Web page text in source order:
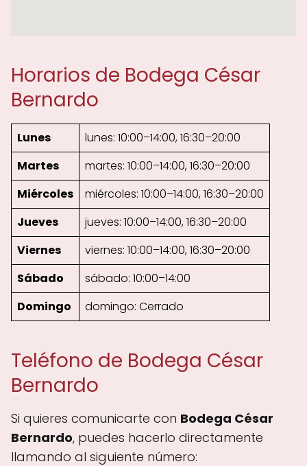
Horarios de Bodega César
Bernardo
Lunes
lunes: 10:00–14:00, 16:30–20:00
Martes
martes: 10:00–14:00, 16:30–20:00
Miércoles
miércoles: 10:00–14:00, 16:30–20:00
Jueves
jueves: 10:00–14:00, 16:30–20:00
Viernes
viernes: 10:00–14:00, 16:30–20:00
Sábado
sábado: 10:00–14:00
Domingo
domingo: Cerrado
Teléfono de Bodega César
Bernardo
Si quieres comunicarte con Bodega César
Bernardo, puedes hacerlo directamente
llamando al siguiente número: